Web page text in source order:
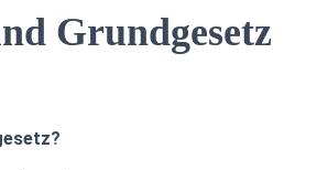
Grundgesetz